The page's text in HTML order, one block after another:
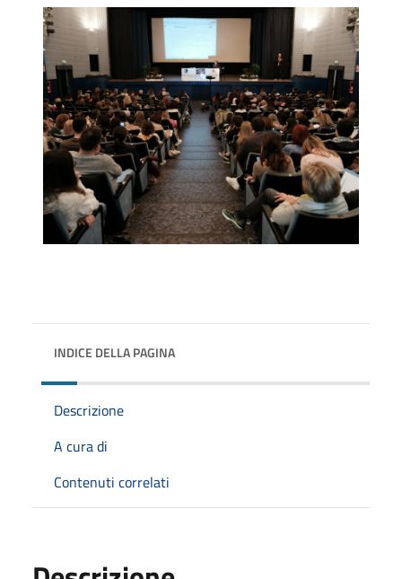
INDICE DELLA PAGINA
Descrizione
A cura di
Contenuti correlati